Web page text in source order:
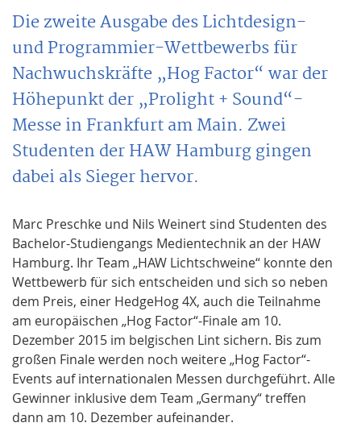
Die zweite Ausgabe des Lichtdesign-
und Programmier-Wettbewerbs für
Nachwuchskräfte „Hog Factor“ war der
Höhepunkt der „Prolight + Sound“-
Messe in Frankfurt am Main. Zwei
Studenten der HAW Hamburg gingen
dabei als Sieger hervor.
Marc Preschke und Nils Weinert sind Studenten des
Bachelor-Studiengangs Medientechnik an der HAW
Hamburg. Ihr Team „HAW Lichtschweine“ konnte den
Wettbewerb für sich entscheiden und sich so neben
dem Preis, einer HedgeHog 4X, auch die Teilnahme
am europäischen „Hog Factor“-Finale am 10.
Dezember 2015 im belgischen Lint sichern. Bis zum
großen Finale werden noch weitere „Hog Factor“-
Events auf internationalen Messen durchgeführt. Alle
Gewinner inklusive dem Team „Germany“ treffen
dann am 10. Dezember aufeinander.